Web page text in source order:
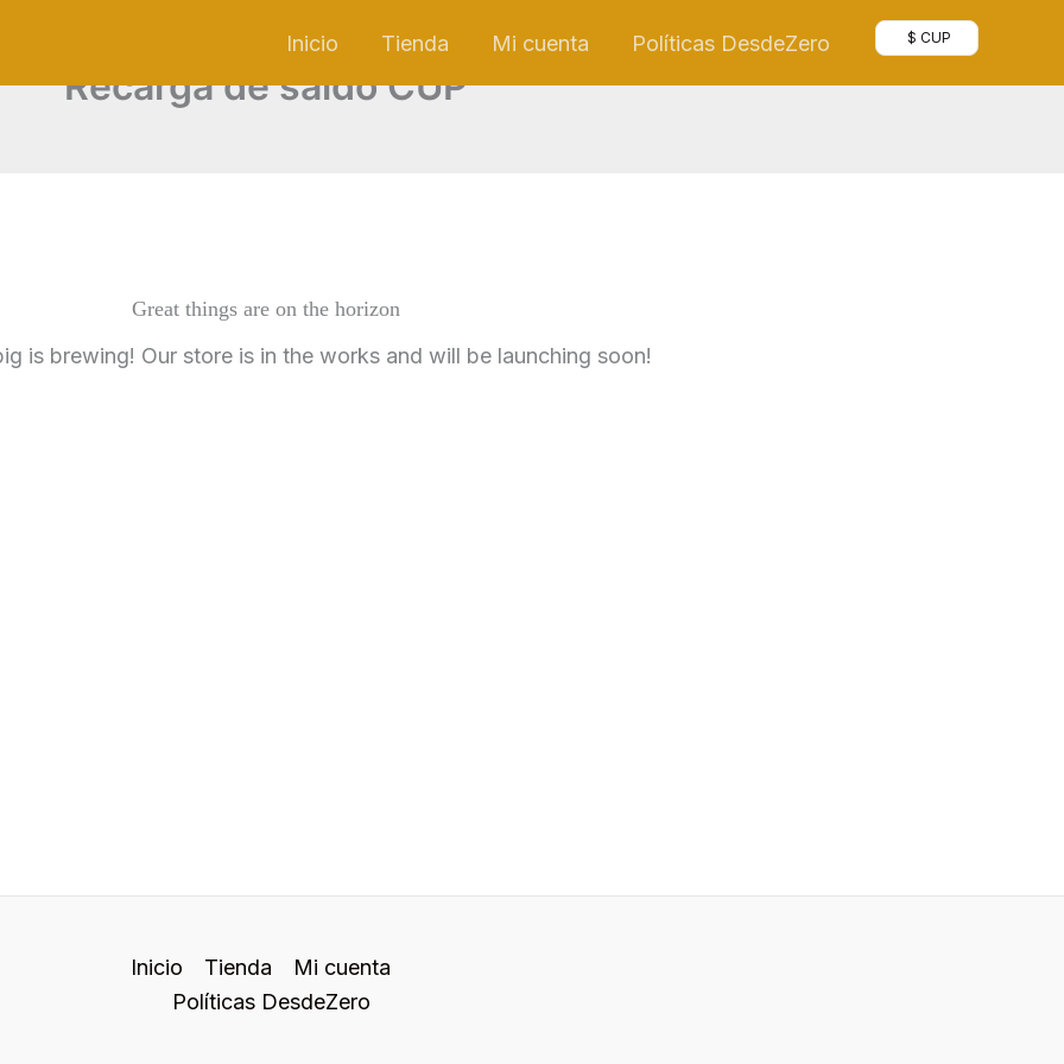
Inicio Tienda Mi cuenta Políticas DesdeZero $ CUP
Recarga de saldo CUP
Great things are on the horizon
is brewing! Our store is in the works and will be launching soon!
Inicio Tienda
Mi cuenta
Políticas DesdeZero